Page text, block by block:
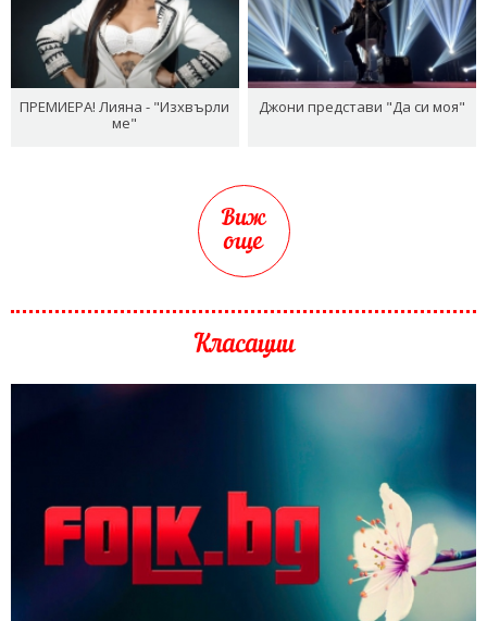
ПРЕМИЕРА! Лияна - "Изхвърли
ме"
Джони представи "Да си моя"
Виж
още
Класации